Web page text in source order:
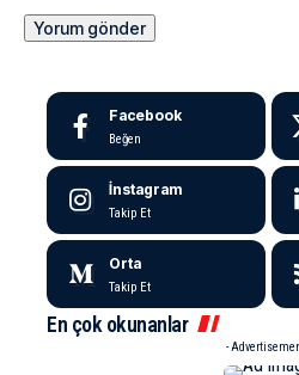
Facebook
Beğen
İnstagram
Takip Et
Orta
Takip Et
En çok okunanlar
-